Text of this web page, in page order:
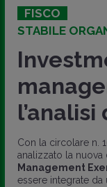
FISCO
STABILE
l’analisi
Con la circolare n.
analizzato la
Management
essere integrate da